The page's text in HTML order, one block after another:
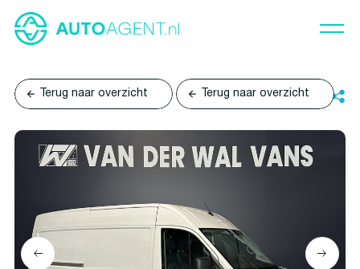
Terug naar overzicht Terug naar overzicht